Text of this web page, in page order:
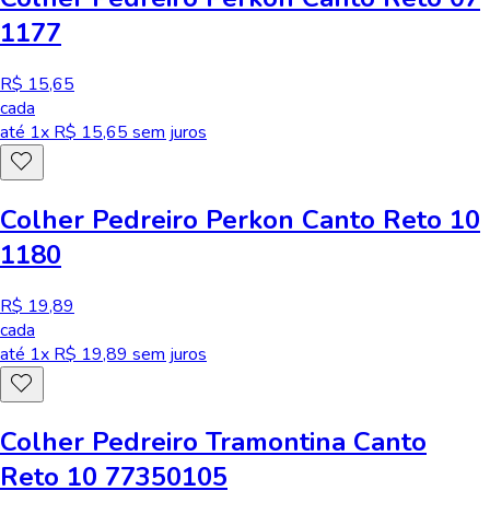
1177
R$ 15,65
cada
até 1x R$ 15,65 sem juros
Colher Pedreiro Perkon Canto Reto 10
1180
R$ 19,89
cada
até 1x R$ 19,89 sem juros
Colher Pedreiro Tramontina Canto
Reto 10 77350105